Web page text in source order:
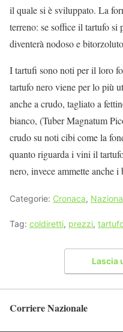
il quale si è sviluppato. La
terreno: se soffice il tartufo si
diventerà nodoso e
I tartufi sono noti per il loro
tartufo nero viene per lo più
anche a crudo, tagliato a
bianco, (Tuber Magnatum
crudo su noti cibi come la
quanto riguarda i vini il
nero, invece ammette anche i
Categorie: Cronaca,
Tag: coldiretti, prezzi,
Lascia
Corriere Nazionale